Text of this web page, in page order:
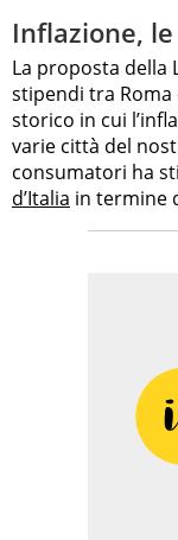
Inflazione,
La proposta della
stipendi tra
storico in cui
varie città del
consumatori ha
d’Italia in termine